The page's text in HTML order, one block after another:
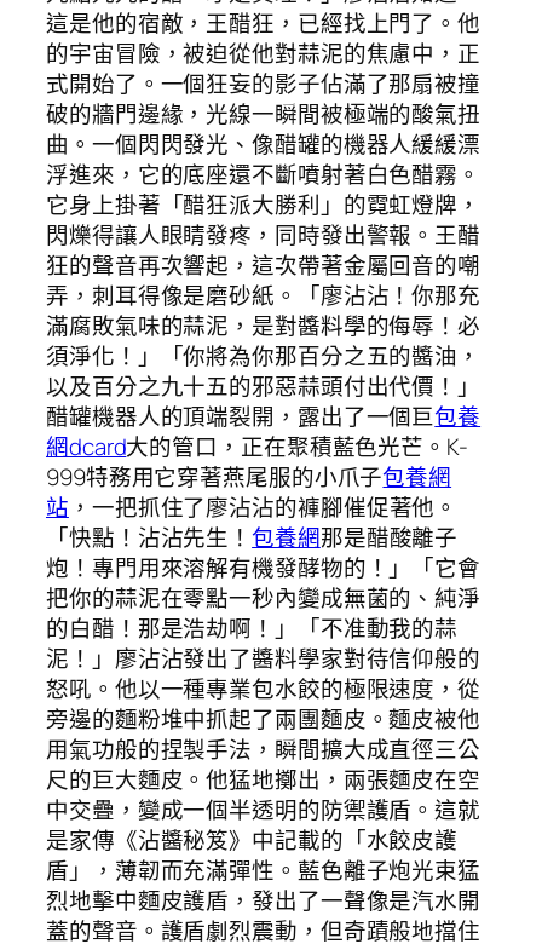
這是他的宿敵，王醋狂，已經找上門了。他
的宇宙冒險，被迫從他對蒜泥的焦慮中，正
式開始了。一個狂妄的影子佔滿了那扇被撞
破的牆門邊緣，光線一瞬間被極端的酸氣扭
曲。一個閃閃發光、像醋罐的機器人緩緩漂
浮進來，它的底座還不斷噴射著白色醋霧。
它身上掛著「醋狂派大勝利」的霓虹燈牌，
閃爍得讓人眼睛發疼，同時發出警報。王醋
狂的聲音再次響起，這次帶著金屬回音的嘲
弄，刺耳得像是磨砂紙。「廖沾沾！你那充
滿腐敗氣味的蒜泥，是對醬料學的侮辱！必
須淨化！」「你將為你那百分之五的醬油，
以及百分之九十五的邪惡蒜頭付出代價！」
醋罐機器人的頂端裂開，露出了一個巨包養
網dcard大的管口，正在聚積藍色光芒。K-
999特務用它穿著燕尾服的小爪子包養網
站 ，一把抓住了廖沾沾的褲腳催促著他。
「快點！沾沾先生！包養網那是醋酸離子
炮！專門用來溶解有機發酵物的！」「它會
把你的蒜泥在零點一秒內變成無菌的、純淨
的白醋！那是浩劫啊！」「不准動我的蒜
泥！」廖沾沾發出了醬料學家對待信仰般的
怒吼。他以一種專業包水餃的極限速度，從
旁邊的麵粉堆中抓起了兩團麵皮。麵皮被他
用氣功般的捏製手法，瞬間擴大成直徑三公
尺的巨大麵皮。他猛地擲出，兩張麵皮在空
中交疊，變成一個半透明的防禦護盾。這就
是家傳《沾醬秘笈》中記載的「水餃皮護
盾」，薄韌而充滿彈性。藍色離子炮光束猛
烈地擊中麵皮護盾，發出了一聲像是汽水開
蓋的聲音。護盾劇烈震動，但奇蹟般地擋住